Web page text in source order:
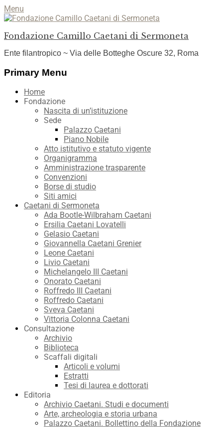
Menu
Fondazione Camillo Caetani di Sermoneta
Ente filantropico ~ Via delle Botteghe Oscure 32, Roma
Facebook
YouTube
Instagram
Primary Menu
Skip
Home
Fondazione
Nascita di un’istituzione
Sede
Palazzo Caetani
Piano Nobile
Atto istitutivo e statuto vigente
Organigramma
Amministrazione trasparente
Convenzioni
Borse di studio
Siti amici
Caetani di Sermoneta
Ada Bootle-Wilbraham Caetani
Ersilia Caetani Lovatelli
Gelasio Caetani
Giovannella Caetani Grenier
Leone Caetani
Livio Caetani
Michelangelo III Caetani
Onorato Caetani
Roffredo III Caetani
Roffredo Caetani
Sveva Caetani
Vittoria Colonna Caetani
Consultazione
Archivio
Biblioteca
Scaffali digitali
Articoli e volumi
Estratti
Tesi di laurea e dottorati
Editoria
Archivio Caetani. Studi e documenti
Arte, archeologia e storia urbana
Palazzo Caetani. Bollettino della Fondazione